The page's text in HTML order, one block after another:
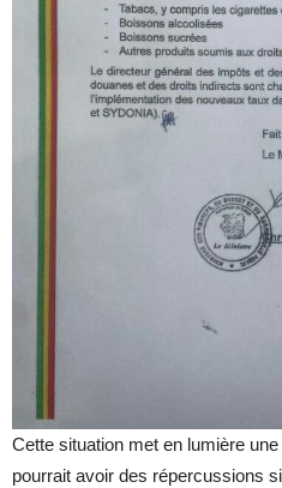
Cette situation met en lumière
pourrait avoir des répercussions